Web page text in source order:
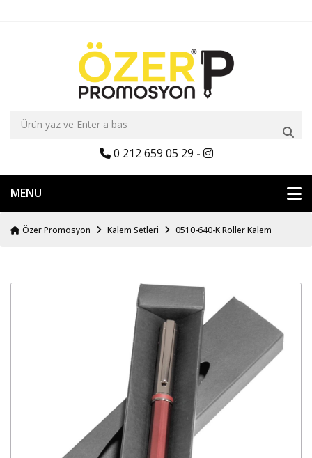
0 212 659 05 29 -
MENU
Özer Promosyon Kalem Setleri 0510-640-K Roller Kalem